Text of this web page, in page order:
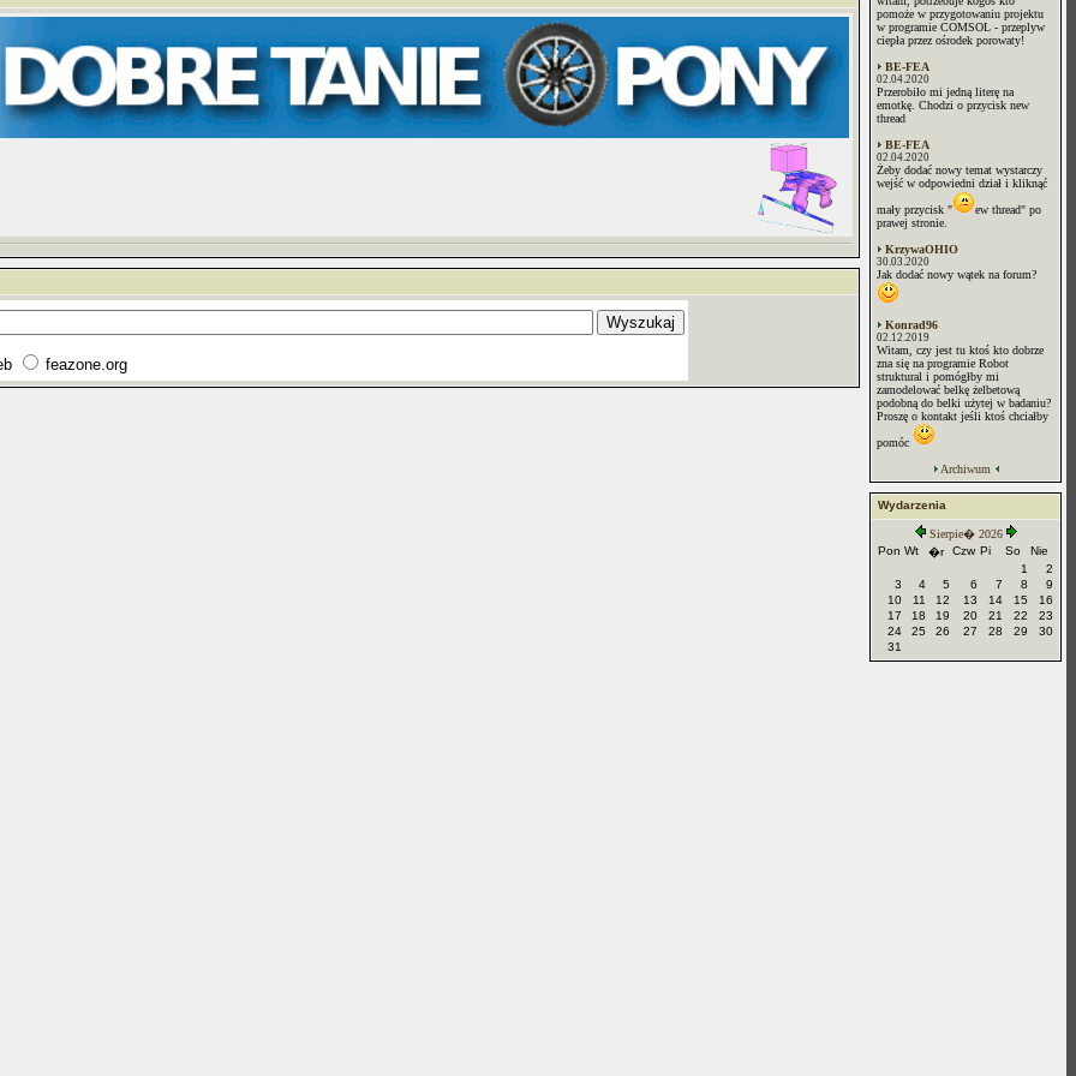
feazone.org
pomoże w przygotowaniu projektu
w programie COMSOL - przeplyw
ciepła przez ośrodek porowaty!
BE-FEA
02.04.2020
Przerobiło mi jedną literę na
emotkę. Chodzi o przycisk new
thread
BE-FEA
02.04.2020
Żeby dodać nowy temat wystarczy
wejść w odpowiedni dział i kliknąć
mały przycisk "
ew thread" po
prawej stronie.
KrzywaOHIO
30.03.2020
Jak dodać nowy wątek na forum?
Konrad96
02.12.2019
Witam, czy jest tu ktoś kto dobrze
zna się na programie Robot
struktural i pomógłby mi
zamodelować belkę żelbetową
podobną do belki użytej w badaniu?
Proszę o kontakt jeśli ktoś chciałby
pomóc
Archiwum
Wydarzenia
Sierpie� 2026
Pon Wt �r Czw Pi So
Nie
1
2
3
4 5 6 7 8
9
10
11 12 13 14 15
16
17
18 19 20 21 22
23
24
25 26 27 28 29
30
31